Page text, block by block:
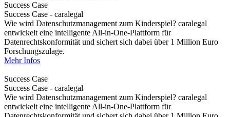
Success Case
Success Case - caralegal
Wie wird Datenschutzmanagement zum Kinderspiel? caralegal
entwickelt eine intelligente All-in-One-Plattform für
Datenrechtskonformität und sichert sich dabei über 1 Million Euro
Forschungszulage.
Mehr Infos
Success Case
Success Case - caralegal
Wie wird Datenschutzmanagement zum Kinderspiel? caralegal
entwickelt eine intelligente All-in-One-Plattform für